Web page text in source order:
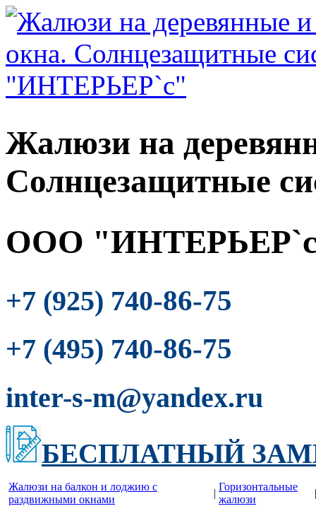
Жалюзи на
Солнцезащитные
ООО
+7 (925) 740-86-75
+7 (495) 740-86-75
inter-s-m@yandex.ru
БЕСПЛАТНЫЙ
Жалюзи на балкон и лоджию c
раздвижными окнами
|
Горизонтальные
жалюзи
|